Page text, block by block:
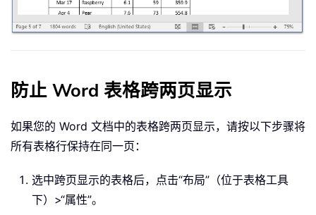
防止 Word 表格跨两页显示
如果您的 Word 文档中的表格跨两页显示，请按以下步骤将
所有表格行保持在同一页：
选中跨页显示的表格后，点击“布局”（位于表格工具
下）>“属性”。